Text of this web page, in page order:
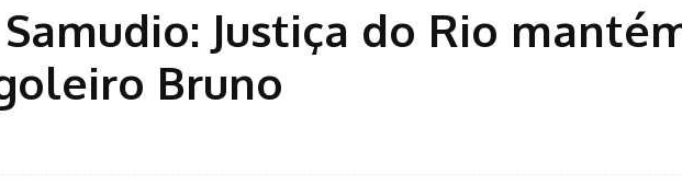
Justiça do Rio
Bruno